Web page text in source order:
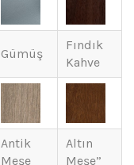
Gümüş
Fındık
Kahve
Antik
Meşe
Altın
Meşe”